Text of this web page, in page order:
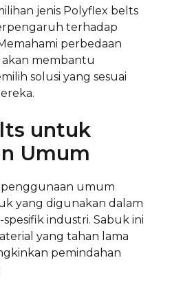
jenis Polyflex belts
terhadap
perbedaan
akan membantu
solusi yang sesuai
untuk
Umum
umum
yang digunakan dalam
industri. Sabuk ini
yang tahan lama
pemindahan